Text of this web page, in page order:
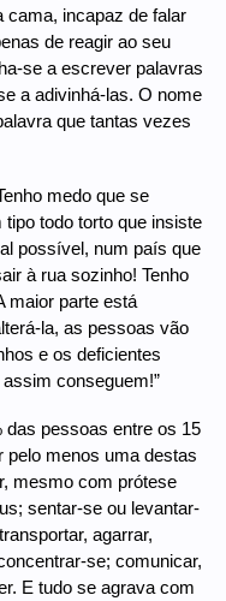
cama, incapaz de falar
de reagir ao seu
se a escrever palavras
a adivinhá-las. O nome
que tantas vezes
medo que se
todo torto que insiste
possível, num país que
à rua sozinho! Tenho
maior parte está
la, as pessoas vão
e os deficientes
conseguem!”
das pessoas entre os 15
pelo menos uma destas
mesmo com prótese
sentar-se ou levantar-
agarrar,
se; comunicar,
E tudo se agrava com